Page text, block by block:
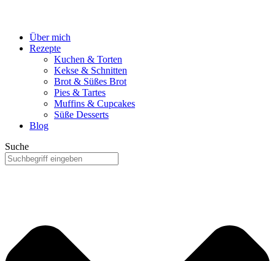
Über mich
Rezepte
Kuchen & Torten
Kekse & Schnitten
Brot & Süßes Brot
Pies & Tartes
Muffins & Cupcakes
Süße Desserts
Blog
Suche